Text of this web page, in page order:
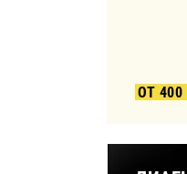
ОТ 400